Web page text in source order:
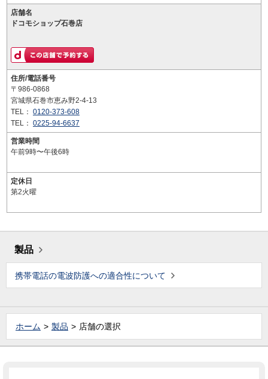
店舗名
ドコモショップ石巻店
住所/電話番号
〒986-0868
宮城県石巻市恵み野2-4-13
TEL： 0120-373-608
TEL： 0225-94-6637
営業時間
午前9時〜午後6時
定休日
第2火曜
製品
携帯電話の電波防護への適合性について
ホーム 製品 店舗の選択